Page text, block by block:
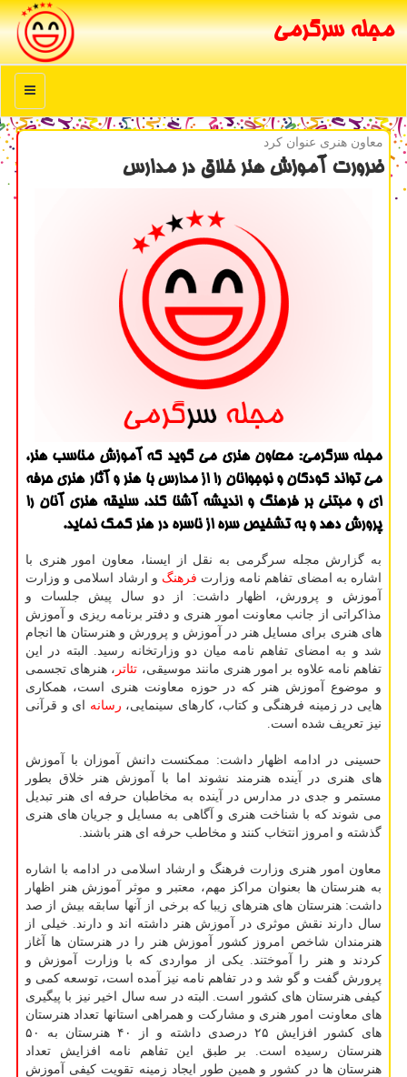
مجله سرگرمی
منو
معاون هنری عنوان كرد
ضرورت آموزش هنر خلاق در مدارس
مجله سرگرمی: معاون هنری می گوید که آموزش مناسب هنر،
می تواند کودکان و نوجوانان را از مدارس با هنر و آثار هنری حرفه
ای و مبتنی بر فرهنگ و اندیشه آشنا کند، سلیقه هنری آنان را
پرورش دهد و به تشخیص سره از ناسره در هنر کمک نماید.
به گزارش مجله سرگرمی به نقل از ایسنا، معاون امور هنری با
اشاره به امضای تفاهم نامه وزارت فرهنگ و ارشاد اسلامی و وزارت
آموزش و پرورش، اظهار داشت: از دو سال پیش جلسات و
مذاکراتی از جانب معاونت امور هنری و دفتر برنامه ریزی و آموزش
های هنری برای مسایل هنر در آموزش و پرورش و هنرستان ها انجام
شد و به امضای تفاهم نامه میان دو وزارتخانه رسید. البته در این
تفاهم نامه علاوه بر امور هنری مانند موسیقی، تئاتر ، هنرهای تجسمی
و موضوع آموزش هنر که در حوزه معاونت هنری است، همکاری
هایی در زمینه فرهنگی و کتاب، کارهای سینمایی، رسانه ای و قرآنی
نیز تعریف شده است.
حسینی در ادامه اظهار داشت: ممکنست دانش آموزان با آموزش
های هنری در آینده هنرمند نشوند اما با آموزش هنر خلاق بطور
مستمر و جدی در مدارس در آینده به مخاطبان حرفه ای هنر تبدیل
می شوند که با شناخت هنری و آگاهی به مسایل و جریان های هنری
گذشته و امروز انتخاب کنند و مخاطب حرفه ای هنر باشند.
معاون امور هنری وزارت فرهنگ و ارشاد اسلامی در ادامه با اشاره
به هنرستان ها بعنوان مراکز مهم، معتبر و موثر آموزش هنر اظهار
داشت: هنرستان های هنرهای زیبا که برخی از آنها سابقه بیش از صد
سال دارند نقش موثری در آموزش هنر داشته اند و دارند. خیلی از
هنرمندان شاخص امروز کشور آموزش هنر را در هنرستان ها آغاز
کردند و هنر را آموختند. یکی از مواردی که با وزارت آموزش و
پرورش گفت و گو شد و در تفاهم نامه نیز آمده است، توسعه کمی و
کیفی هنرستان های کشور است. البته در سه سال اخیر نیز با پیگیری
های معاونت امور هنری و مشارکت و همراهی استانها تعداد هنرستان
های کشور افزایش ۲۵ درصدی داشته و از ۴۰ هنرستان به ۵۰
هنرستان رسیده است. بر طبق این تفاهم نامه افزایش تعداد
هنرستان ها در کشور و همین طور ایجاد زمینه تقویت کیفی آموزش